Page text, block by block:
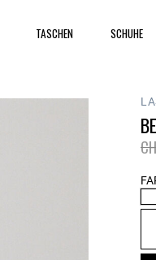
TASCHEN SCHUHE